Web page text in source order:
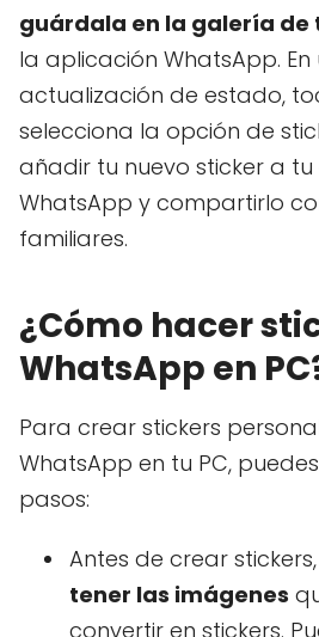
guárdala en la galería de
la aplicación WhatsApp. En
actualización de estado,
selecciona la opción de
añadir tu nuevo sticker a
WhatsApp y compartirlo
familiares.
¿Cómo hacer
WhatsApp en
Para crear stickers
WhatsApp en tu PC,
pasos:
Antes de crear
tener las imágenes
convertir en stickers.